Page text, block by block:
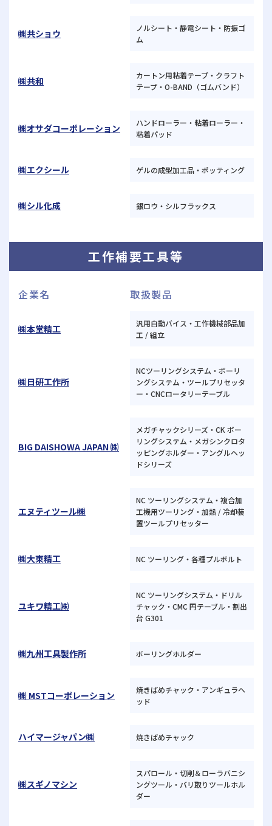
㈱共ショウ
ノルシート・静電シート・防振ゴ
ム
㈱共和
カートン用粘着テープ・クラフト
テープ・O-BAND（ゴムバンド）
㈱オサダコーポレーション
ハンドローラー・粘着ローラー・
粘着パッド
㈱エクシール ゲルの成型加工品・ポッティング
㈱シル化成 銀ロウ・シルフラックス
工作補要工具等
企業名 取扱製品
㈱本堂精工
汎用自動バイス・工作機械部品加
工 / 組立
㈱日研工作所
NCツーリングシステム・ボーリ
ングシステム・ツールプリセッタ
ー・CNCロータリーテーブル
BIG DAISHOWA JAPAN ㈱
メガチャックシリーズ・CK ボー
リングシステム・メガシンクロタ
ッピングホルダー・アングルヘッ
ドシリーズ
エヌティツール㈱
NC ツーリングシステム・複合加
工機用ツーリング・加熱 / 冷却装
置ツールプリセッター
㈱大東精工 NC ツーリング・各種プルボルト
ユキワ精工㈱
NC ツーリングシステム・ドリル
チャック・CMC 円テーブル・割出
台 G301
㈱九州工具製作所 ボーリングホルダー
㈱ MSTコーポレーション
焼きばめチャック・アンギュラヘ
ッド
ハイマージャパン㈱ 焼きばめチャック
㈱スギノマシン
スパロール・切削＆ローラバニシ
ングツール・バリ取りツールホル
ダー